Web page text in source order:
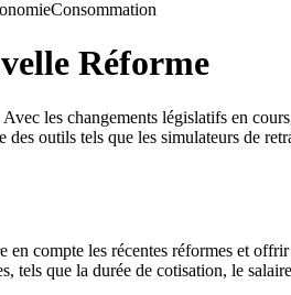
Consommation
Réforme
les changements législatifs en
outils tels que les simulateurs de
en compte les récentes réformes et
tels que la durée de cotisation, le